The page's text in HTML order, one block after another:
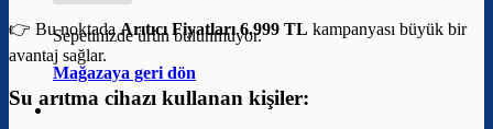
Sepetinizde ürün bulunmuyor.
Mağazaya geri dön
👉 Bu noktadaArıtıcı Fiyatları 6.999 TL kampanyası büyük bir
avantaj sağlar.
Su arıtma cihazı kullanan kişiler: